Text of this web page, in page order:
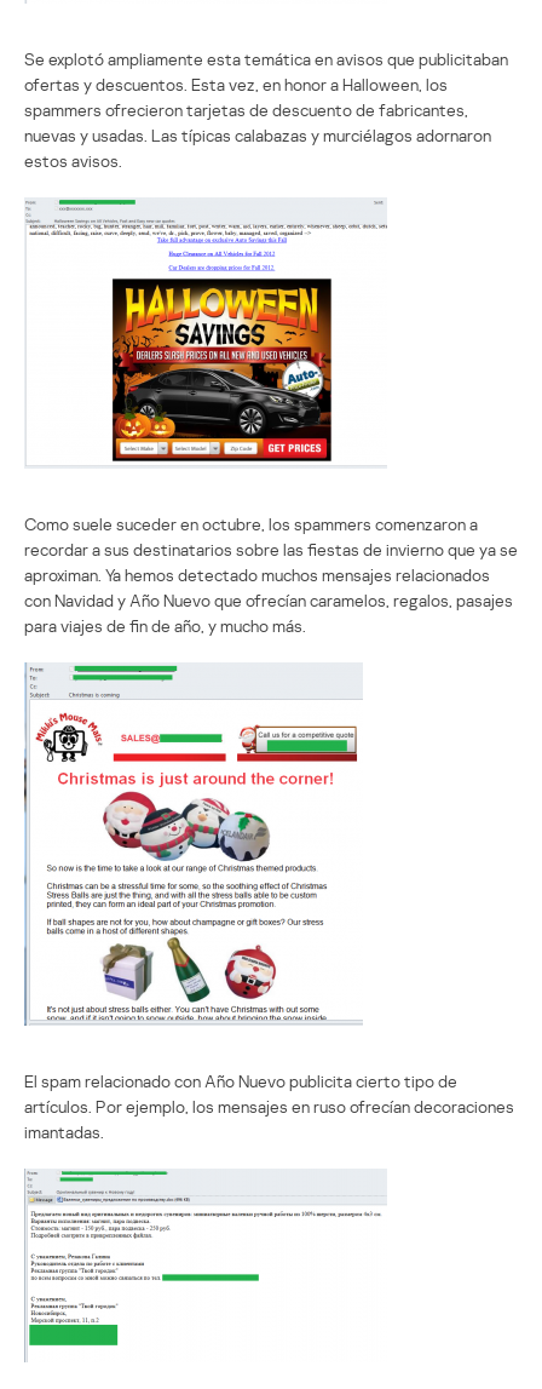
Se explotó ampliamente esta temática en avisos que publicitaban
ofertas y descuentos. Esta vez, en honor a Halloween, los
spammers ofrecieron tarjetas de descuento de fabricantes,
nuevas y usadas. Las típicas calabazas y murciélagos adornaron
estos avisos.
Como suele suceder en octubre, los spammers comenzaron a
recordar a sus destinatarios sobre las fiestas de invierno que ya se
aproximan. Ya hemos detectado muchos mensajes relacionados
con Navidad y Año Nuevo que ofrecían caramelos, regalos, pasajes
para viajes de fin de año, y mucho más.
El spam relacionado con Año Nuevo publicita cierto tipo de
artículos. Por ejemplo, los mensajes en ruso ofrecían decoraciones
imantadas.